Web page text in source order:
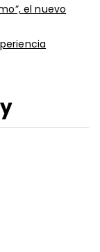
el nuevo